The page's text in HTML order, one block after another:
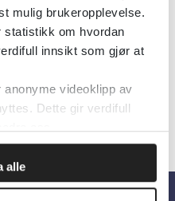
mulig brukeropplevelse.
statistikk om hvordan
innsikt som gjør at
videoklipp av
Dette gir verdifull
alle